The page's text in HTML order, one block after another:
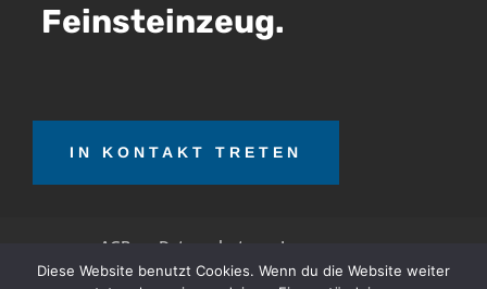
Feinsteinzeug.
IN KONTAKT TRETEN
AGB Datenschutz Impressum
Diese Website benutzt Cookies. Wenn du die Website weiter